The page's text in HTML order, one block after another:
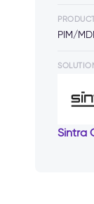
PIM/
Sintra